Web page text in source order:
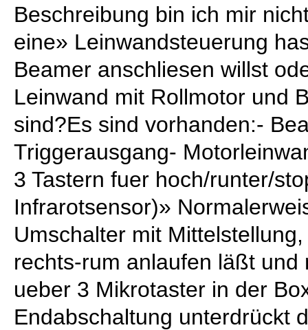
Beschreibung bin ich mir
eine» Leinwandsteuerung
Beamer anschliesen willst
Leinwand mit Rollmotor und
sind?Es sind vorhanden:-
Triggerausgang-
3 Tastern fuer hoch/runter/
Infrarotsensor)»
Umschalter mit
rechts-rum anlaufen läßt und
ueber 3 Mikrotaster in der
Endabschaltung unterdrückt